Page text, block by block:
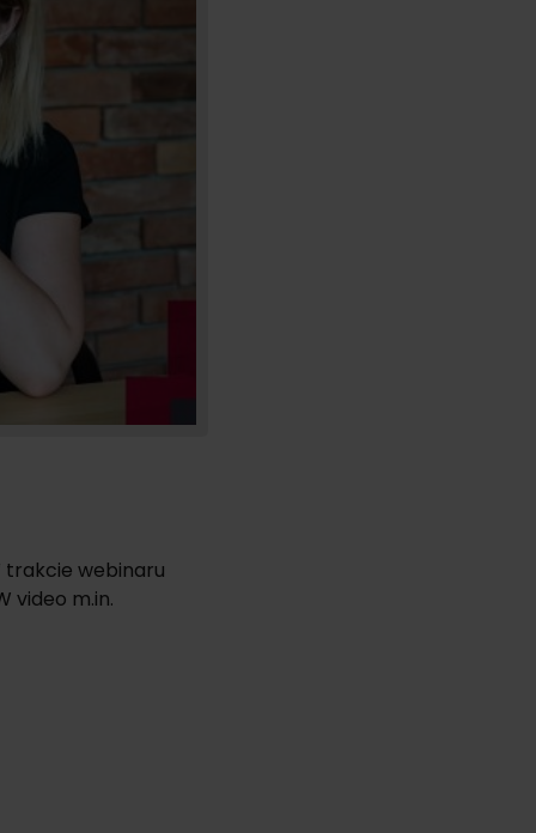
trakcie webinaru
video m.in.